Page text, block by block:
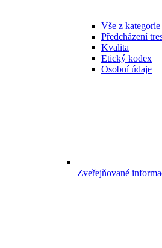
Vše z kategorie
Předcházení
Kvalita
Etický kodex
Osobní údaje
Zveřejňované